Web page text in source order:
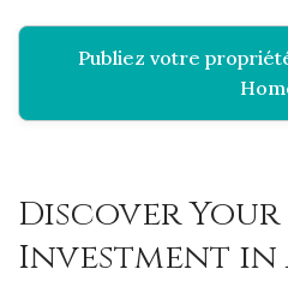
Publiez votre
Discover
Investment in